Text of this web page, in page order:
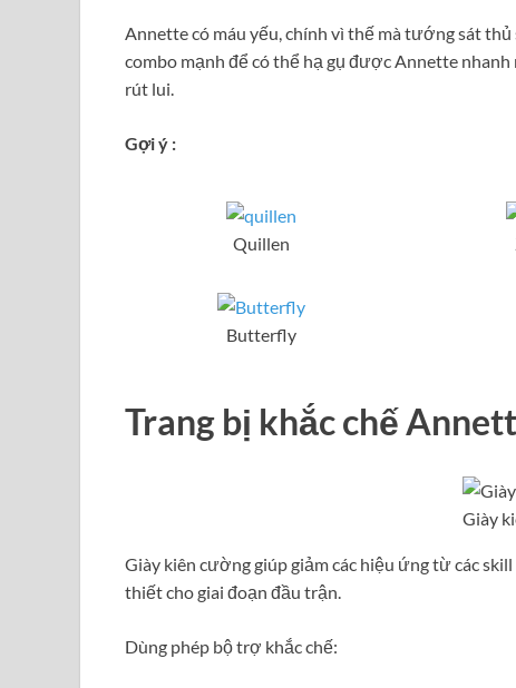
Annette có máu yếu, chính vì thế mà tướng sát
combo mạnh để có thể hạ gụ được Annette
rút lui.
Gợi ý :
Quillen
Butterfly
Trang bị khắc chế
Giày
Giày kiên cường giúp giảm các hiệu ứng từ các
thiết cho giai đoạn đầu trận.
Dùng phép bộ trợ khắc chế: